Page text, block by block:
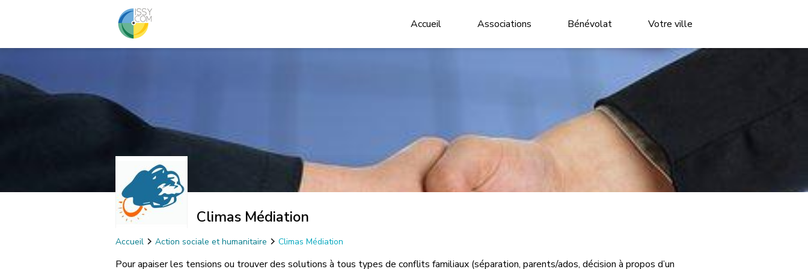
Accueil Associations Bénévolat Votre ville
Climas Médiation
Accueil Action sociale et humanitaire Climas Médiation
Pour apaiser les tensions ou trouver des solutions à tous types de conflits familiaux (séparation, parents/ados, décision à propos d’un